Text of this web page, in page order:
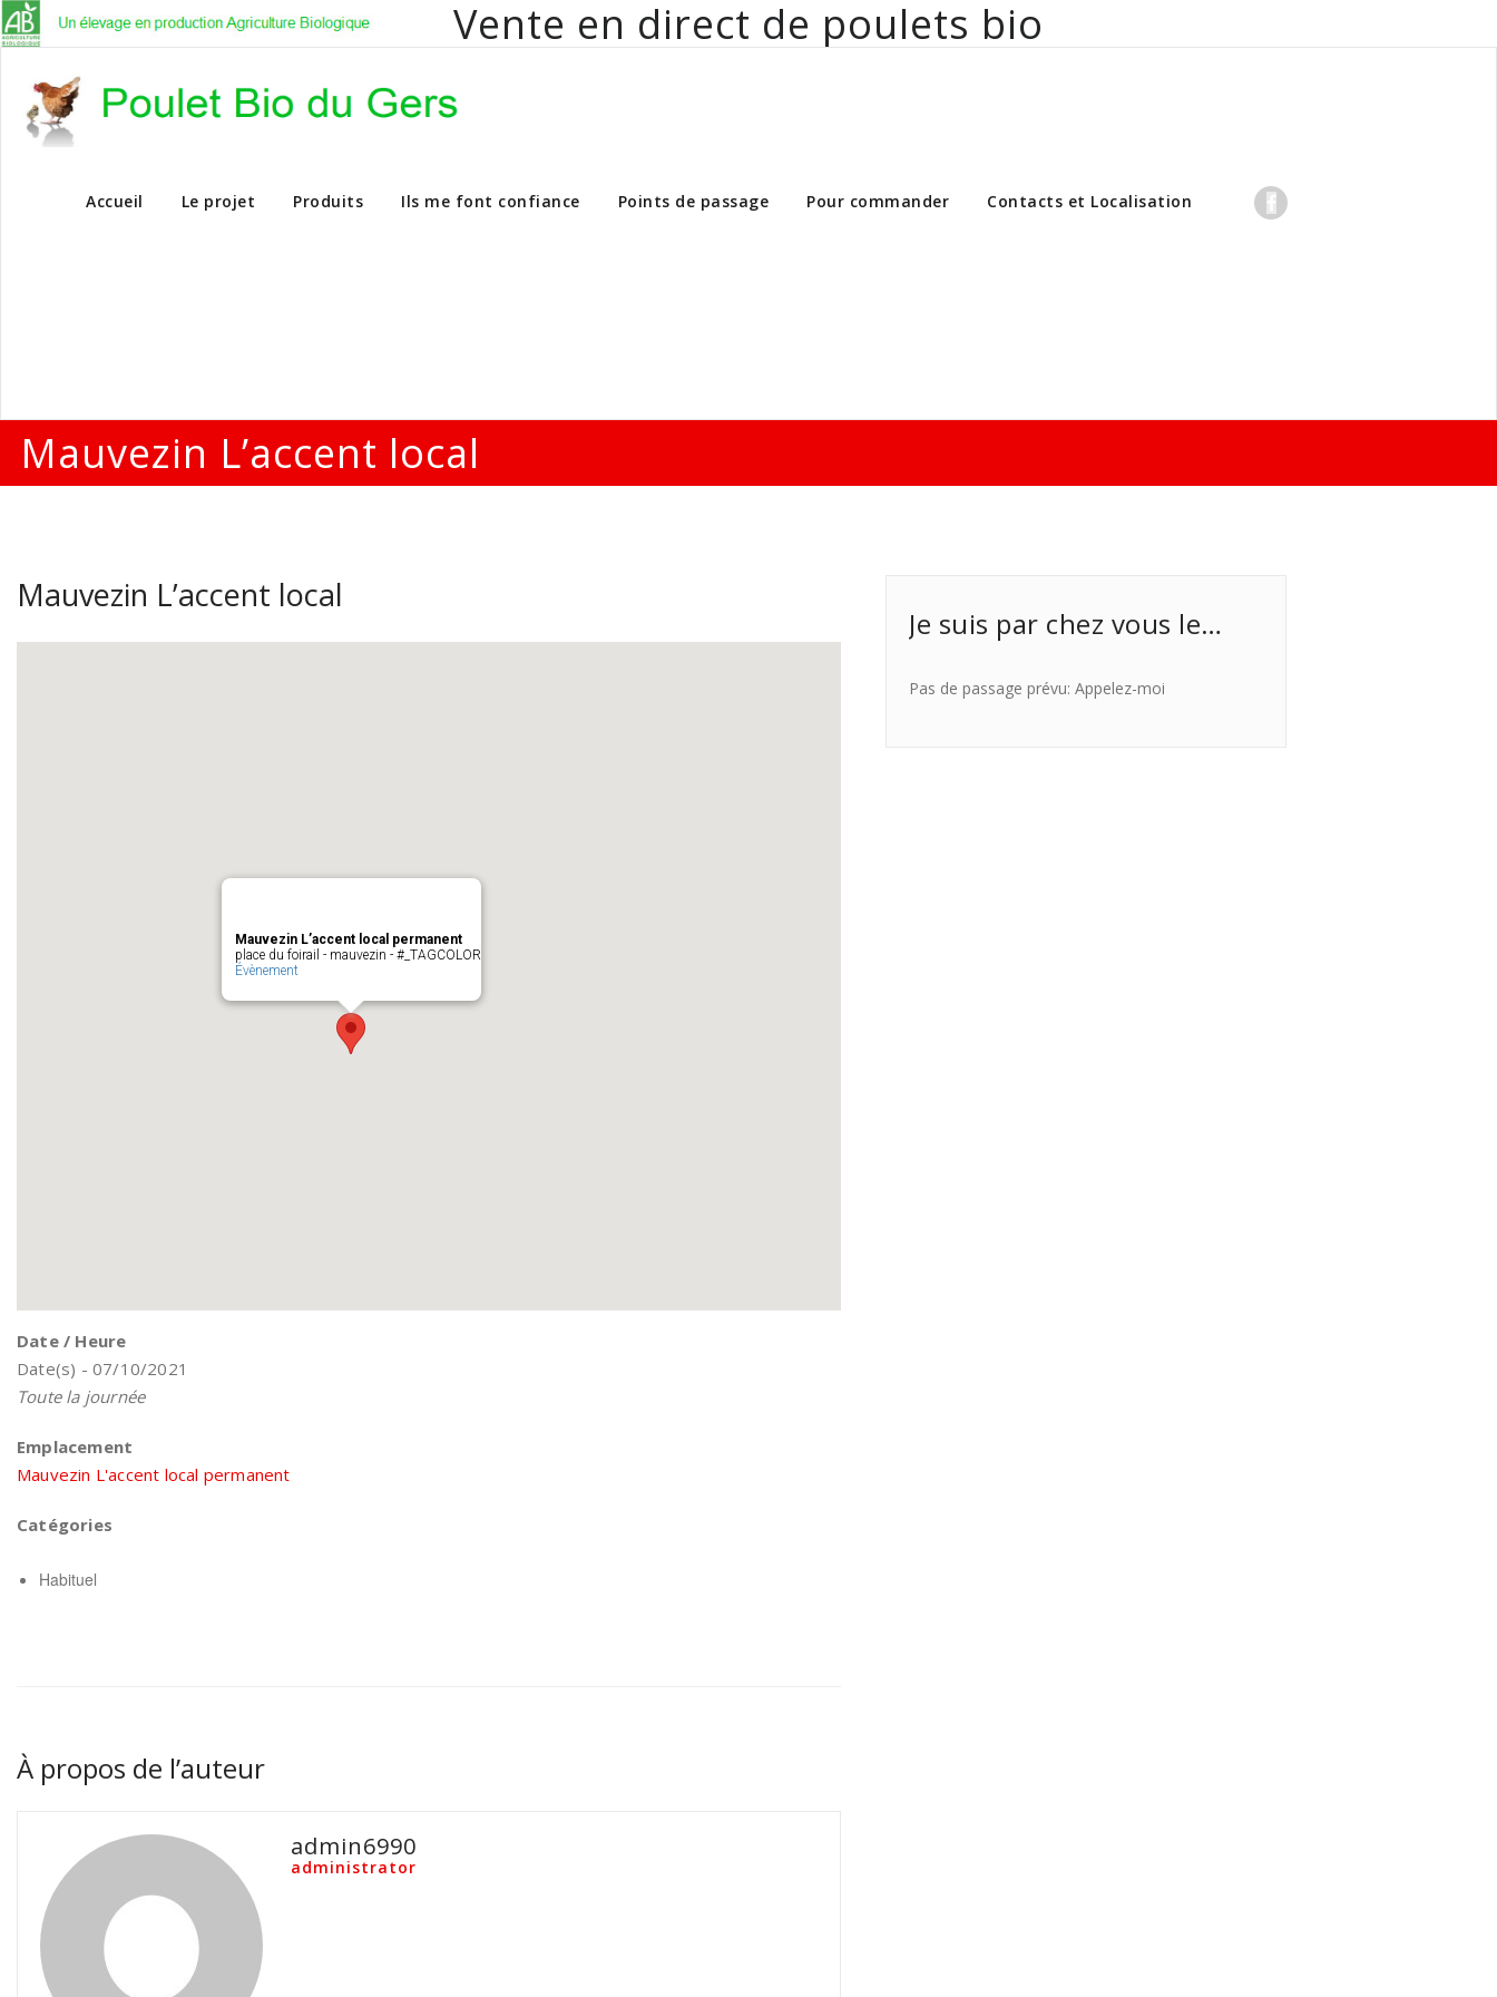
Vente en direct de poulets bio
Vente en direct de poulets bio aux particuliers et professionnels
Accueil Le projet Produits Ils me font confiance Points de passage Pour commander Contacts et Localisation
Mauvezin L’accent local
Mauvezin L’accent local
Mauvezin L’accent local permanent
place du foirail - mauvezin - #_TAGCOLOR
Évènement
Date / Heure
Date(s) - 07/10/2021
Toute la journée
Emplacement
Mauvezin L'accent local permanent
Catégories
Habituel
À propos de l’auteur
admin6990
administrator
Je suis par chez vous le…
Pas de passage prévu: Appelez-moi